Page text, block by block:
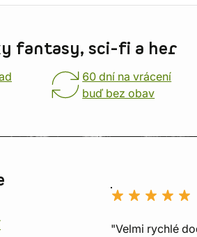
fantasy, sci-fi a her
60 dní na vrácení
buď bez obav
"Velmi rychlé